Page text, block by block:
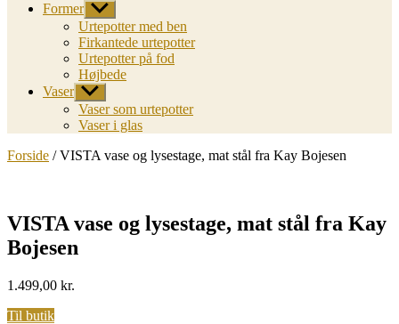
Former Vis
undermenu
Urtepotter med ben
Firkantede urtepotter
Urtepotter på fod
Højbede
Vaser Vis
undermenu
Vaser som urtepotter
Vaser i glas
Forside / VISTA vase og lysestage, mat stål fra Kay Bojesen
VISTA vase og lysestage, mat stål fra Kay
Bojesen
1.499,00 kr.
Til butik